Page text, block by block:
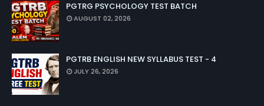
PGTRG PSYCHOLOGY TEST BATCH
AUGUST 02, 2026
PGTRB ENGLISH NEW SYLLABUS TEST - 4
JULY 26, 2026